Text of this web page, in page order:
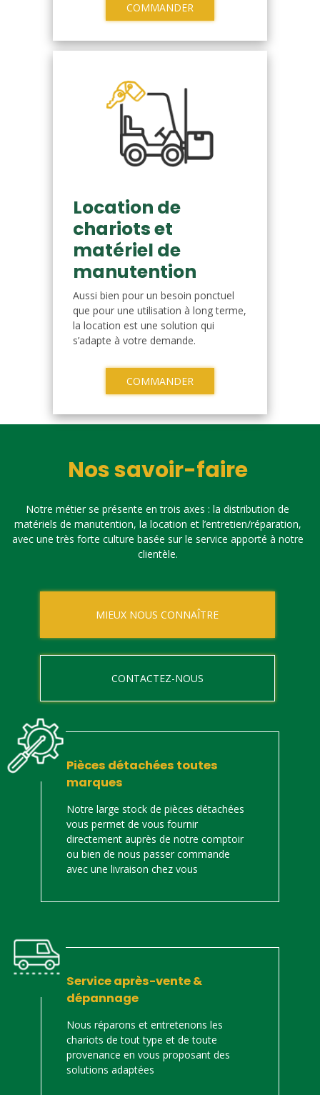
COMMANDER
Location de
chariots et
matériel de
manutention
Aussi bien pour un besoin ponctuel
que pour une utilisation à long terme,
la location est une solution qui
s’adapte à votre demande.
COMMANDER
Nos savoir-faire
Notre métier se présente en trois axes : la distribution de
matériels de manutention, la location et l’entretien/réparation,
avec une très forte culture basée sur le service apporté à notre
clientèle.
MIEUX NOUS CONNAÎTRE
CONTACTEZ-NOUS
Pièces détachées toutes
marques
Notre large stock de pièces détachées
vous permet de vous fournir
directement auprès de notre comptoir
ou bien de nous passer commande
avec une livraison chez vous
Service après-vente &
dépannage
Nous réparons et entretenons les
chariots de tout type et de toute
provenance en vous proposant des
solutions adaptées